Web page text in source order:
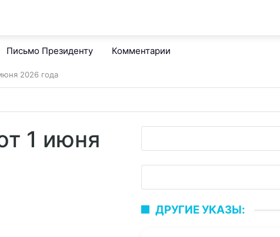
Письмо Президенту Комментарии
2026 года
1 июня
ДРУГИЕ УКАЗЫ: